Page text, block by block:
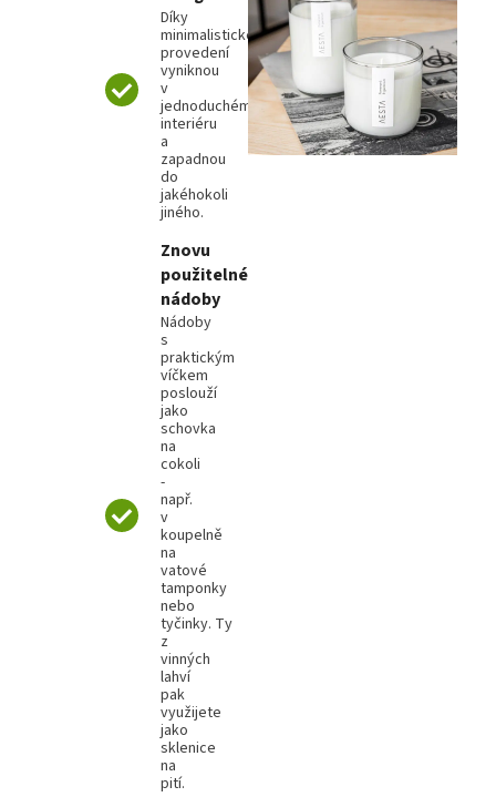
Díky
minimalistickému
provedení
vyniknou
v
jednoduchém
interiéru
a
zapadnou
do
jakéhokoli
jiného.
Znovu
použitelné
nádoby
Nádoby
s
praktickým
víčkem
poslouží
jako
schovka
na
cokoli
-
např.
v
koupelně
na
vatové
tamponky
nebo
tyčinky. Ty
z
vinných
lahví
pak
využijete
jako
sklenice
na
pití.